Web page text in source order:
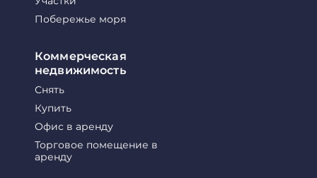
Побережье моря
Коммерческая
недвижимость
Снять
Купить
Офис в аренду
Торговое помещение в
аренду